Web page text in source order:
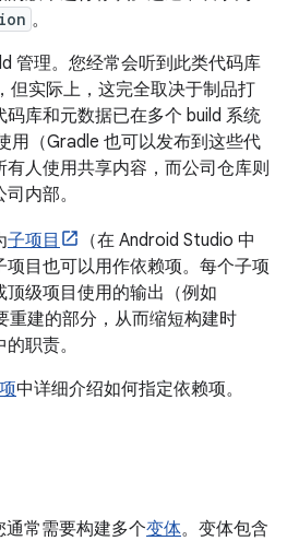
。
管理。您经常会听到此类代码库
但实际上，这完全取决于制品打
库和元数据已在多个 build 系统
用（Gradle 也可以发布到这些代
人使用共享内容，而公司仓库则
内部。
子项目
（在 Android Studio 中
项目也可以用作依赖项。每个子项
顶级项目使用的输出（例如
重建的部分，从而缩短构建时
职责。
中详细介绍如何指定依赖项。
常需要构建多个变体。变体包含